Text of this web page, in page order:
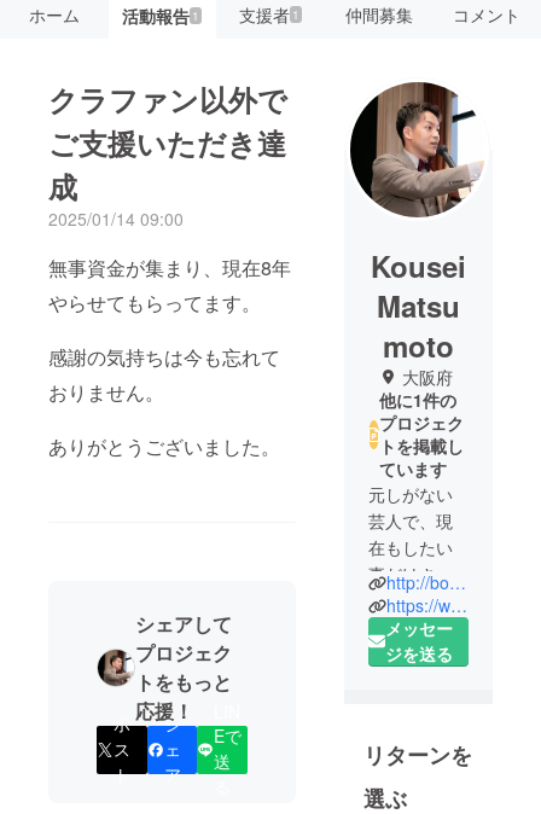
ホーム 活動報告1 支援者 1 仲間募集 コメント
クラファン以外で
ご支援いただき達
成
2025/01/14 09:00
無事資金が集まり、現在8年
やらせてもらってます。
感謝の気持ちは今も忘れて
おりません。
ありがとうございました。
シェアして
プロジェク
トをもっと
応援！
ポ
ス
ト
シ
ェ
ア
Eで
送
Kousei
Matsu
moto
大阪府
他に1件の
プロジェク
トを掲載し
ています
元しがない
芸人で、現
在もしたい
事だけさせ
てもらって
ます。
【株式会社
締らせてい
ただいてま
http://bokuroom.starfree.jp/
https://www.instagram.com/boku.kousei/
メッセー
ジを送る
リターンを
選ぶ